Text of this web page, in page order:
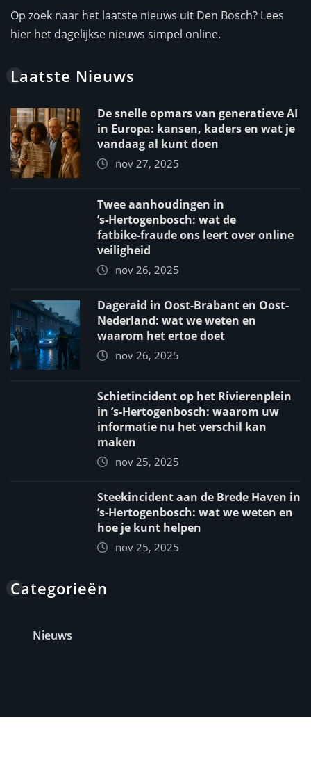
Op zoek naar het laatste nieuws uit Den Bosch? Lees
hier het dagelijkse nieuws simpel online.
Laatste Nieuws
De snelle opmars van generatieve AI
in Europa: kansen, kaders en wat je
vandaag al kunt doen
nov 27, 2025
Twee aanhoudingen in
’s‑Hertogenbosch: wat de
fatbike‑fraude ons leert over online
veiligheid
nov 26, 2025
Dageraid in Oost-Brabant en Oost-
Nederland: wat we weten en
waarom het ertoe doet
nov 26, 2025
Schietincident op het Rivierenplein
in ’s‑Hertogenbosch: waarom uw
informatie nu het verschil kan
maken
nov 25, 2025
Steekincident aan de Brede Haven in
’s‑Hertogenbosch: wat we weten en
hoe je kunt helpen
nov 25, 2025
Categorieën
Nieuws